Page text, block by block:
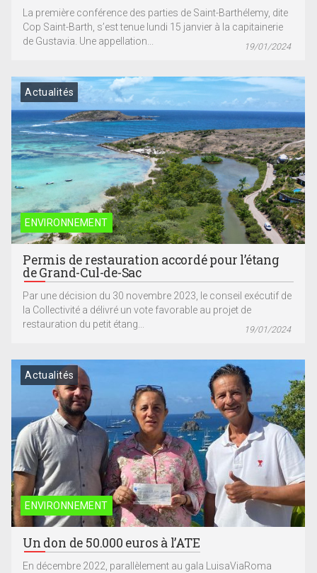
La première conférence des parties de Saint-Barthélemy, dite
Cop Saint-Barth, s’est tenue lundi 15 janvier à la capitainerie
de Gustavia. Une appellation...
19/01/2024
ENVIRONNEMENT
Actualités
Permis de restauration accordé pour l’étang
de Grand-Cul-de-Sac
Par une décision du 30 novembre 2023, le conseil exécutif de
la Collectivité a délivré un vote favorable au projet de
restauration du petit étang...
19/01/2024
ENVIRONNEMENT
Actualités
Un don de 50.000 euros à l’ATE
En décembre 2022, parallèlement au gala LuisaViaRoma